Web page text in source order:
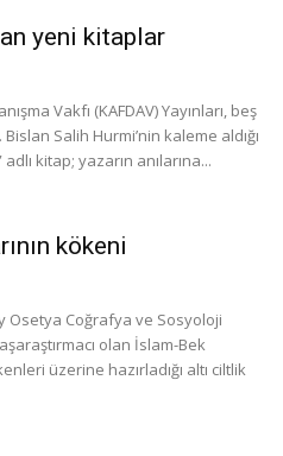
yeni kitaplar
Vakfı (KAFDAV) Yayınları, beş
Salih Hurmi’nin kaleme aldığı
kitap; yazarın anılarına...
kökeni
Osetya Coğrafya ve Sosyoloji
olan İslam-Bek
üzerine hazırladığı altı ciltlik